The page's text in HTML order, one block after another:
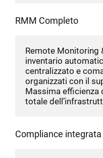
RMM Completo
Remote Monitoring
inventario
centralizzato e
organizzati con il
Massima efficienza
totale
Compliance